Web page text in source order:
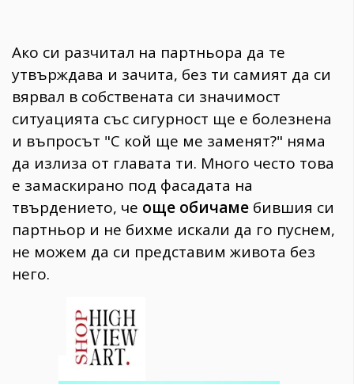
Ако си разчитал на партньора да те
утвърждава и зачита, без ти самият да си
вярвал в собствената си значимост
ситуацията със сигурност ще е болезнена
и въпросът "С кой ще ме заменят?" няма
да излиза от главата ти. Много често това
е замаскирано под фасадата на
твърдението, че още обичаме бившия си
партньор и не бихме искали да го пуснем,
не можем да си представим живота без
него.